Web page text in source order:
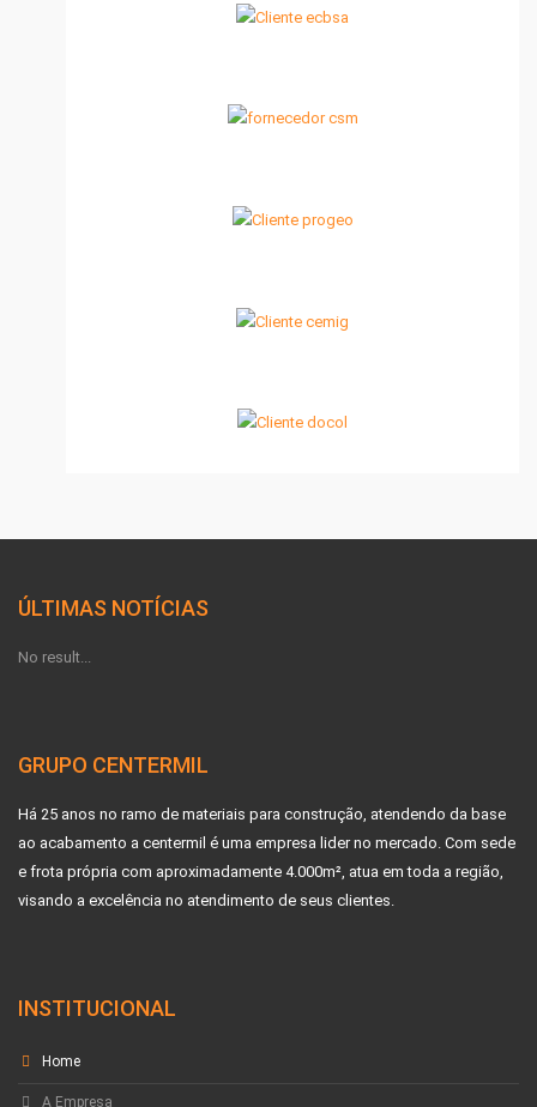
ÚLTIMAS NOTÍCIAS
No result...
GRUPO CENTERMIL
Há 25 anos no ramo de materiais para construção, atendendo da base
ao acabamento a centermil é uma empresa lider no mercado. Com sede
e frota própria com aproximadamente 4.000m², atua em toda a região,
visando a excelência no atendimento de seus clientes.
INSTITUCIONAL
Home
A Empresa